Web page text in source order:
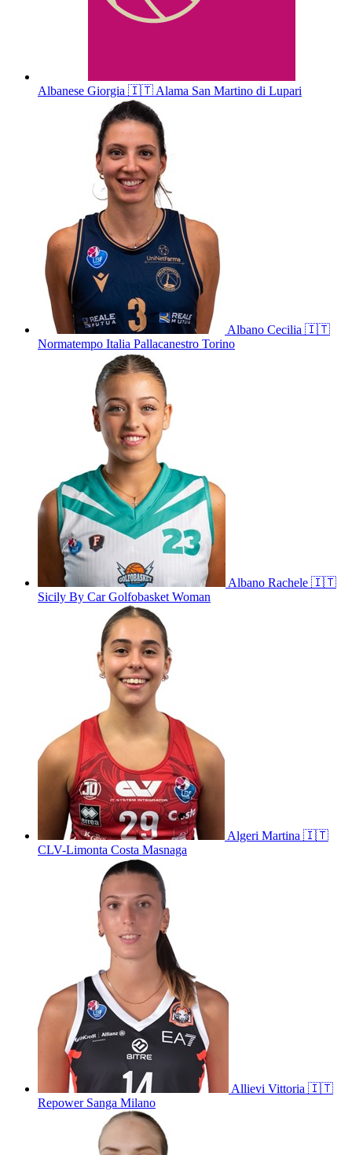
Albanese Giorgia 🇮🇹Alama San Martino di Lupari
Albano Cecilia 🇮🇹
Normatempo Italia Pallacanestro Torino
Albano Rachele 🇮🇹
Sicily By Car Golfobasket Woman
Algeri Martina 🇮🇹
CLV-Limonta Costa Masnaga
Allievi Vittoria 🇮🇹
Repower Sanga Milano